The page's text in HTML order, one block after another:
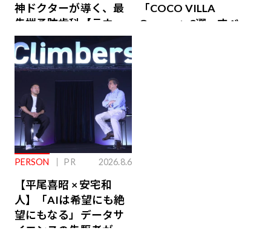
神ドクターが導く、最
先端予防歯科【ラウン
ジ会員特典あり】
「COCO VILLA
Owners」3選。すべて
PERSON PR 2026.8.6
【平尾喜昭 × 安宅和
人】「AIは希望にも絶
望にもなる」データサ
イエンスの先駆者が語